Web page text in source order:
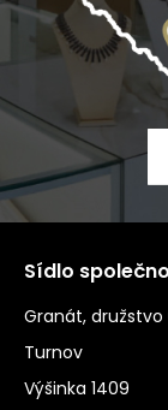
Sídlo
Granát,
Turnov
Výšinka 1409